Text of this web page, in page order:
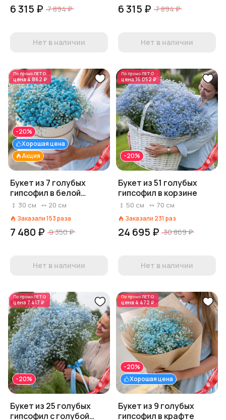
6 315 ₽ 7 894 ₽
Нет в наличии
6 315 ₽ 7 894 ₽
Нет в наличии
По промоЛЕТО
цена4 862 ₽
Акция
Хорошая цена
-20%
Букет из 7 голубых
гипсофил в белой
коробке
30 см 20 см
Заказали153раза
7 480 ₽ 9 350 ₽
Нет в наличии
По промоЛЕТО
цена16 052 ₽
-20%
Букет из 51 голубых
гипсофил в корзине
50 см 70 см
Заказали 231 раз
24 695 ₽ 30 869 ₽
Нет в наличии
По промоЛЕТО
цена 7 417 ₽
-20%
Букет из 25 голубых
гипсофил с голубой
По промоЛЕТО
цена 4 472 ₽
Хорошая цена
-20%
Букет из 9 голубых
гипсофил в крафте